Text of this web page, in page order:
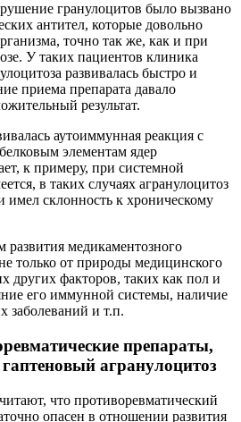
гранулоцитов было вызвано
антител, которые довольно
точно так же, как и при
У таких пациентов клиника
развивалась быстро и
приема препарата давало
результат.
аутоиммунная реакция с
элементам ядер
к примеру, при системной
в таких случаях агранулоцитоз
имел склонность к хроническому
развития медикаментозного
только от природы медицинского
других факторов, таких как пол и
его иммунной системы, наличие
заболеваний и т.п.
препараты,
агранулоцитоз
что противоревматический
опасен в отношении развития